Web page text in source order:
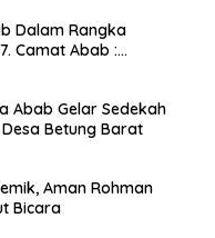
Dalam Rangka
Camat Abab :
Abab Gelar Sedekah
Betung Barat
Aman Rohman
Bicara